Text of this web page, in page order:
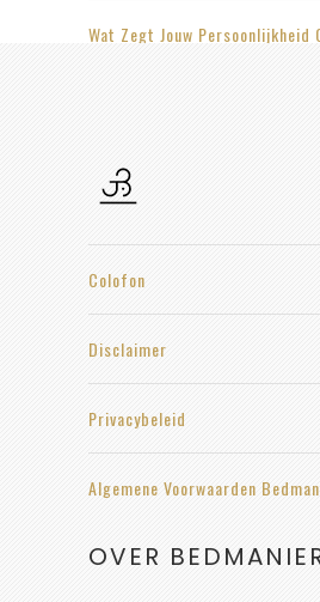
Wat Zegt Jouw Persoonlijkheid
Colofon
Disclaimer
Privacybeleid
Algemene Voorwaarden
OVER